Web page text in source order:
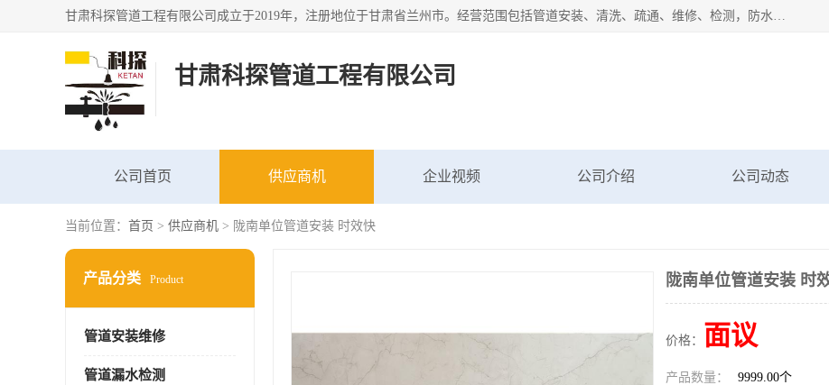
甘肃科探管道工程有限公司成立于2019年，注册地位于甘肃省兰州市。经营范围包括管道安装、清洗、疏通、维修、检测，防水工程，工程钻孔，化粪池清理，暖气安装，给排水管道安装维修，室内外管道如消防、供水、供热管道漏水检测定位，室内外防水堵漏等。
甘肃科探管道工程有限公司
公司首页 供应商机 企业视频 公司介绍 公司动态
当前位置： 首页 > 供应商机 > 陇南单位管道安装 时效快
产品分类 Product
管道安装维修
管道漏水检测
陇南单位管道安装 时
价格： 面议
产品数量： 9999.00个